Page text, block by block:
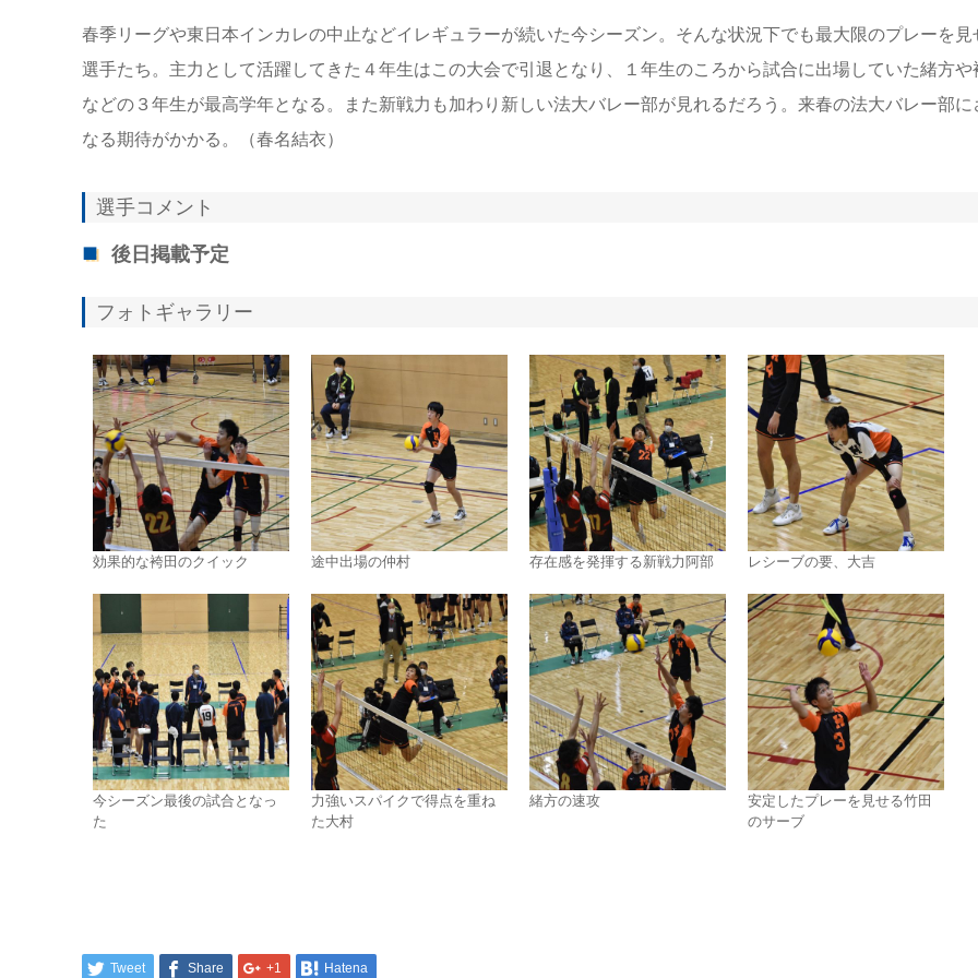
春季リーグや東日本インカレの中止などイレギュラーが続いた今シーズン。そんな状況下でも最大限のプレーを見
選手たち。主力として活躍してきた４年生はこの大会で引退となり、１年生のころから試合に出場していた緒方や
などの３年生が最高学年となる。また新戦力も加わり新しい法大バレー部が見れるだろう。来春の法大バレー部に
なる期待がかかる。（春名結衣）
選手コメント
後日掲載予定
フォトギャラリー
効果的な袴田のクイック 途中出場の仲村 存在感を発揮する新戦力阿部 レシーブの要、大吉
今シーズン最後の試合となっ
た
力強いスパイクで得点を重ね
た大村
緒方の速攻
安定したプレーを見せる竹田
のサーブ
Tweet Share +1 Hatena